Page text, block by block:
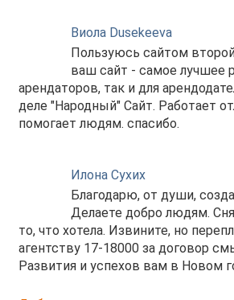
Виола Dusekeeva
Пользуюсь сайтом
ваш сайт - самое лучшее
арендаторов, так и для
деле "Народный" Сайт. Работает
помогает людям. спасибо.
Илона Сухих
Благодарю, от души,
Делаете добро людям.
то, что хотела. Извините, но
агентству 17-18000 за договор
Развития и успехов вам в Новом